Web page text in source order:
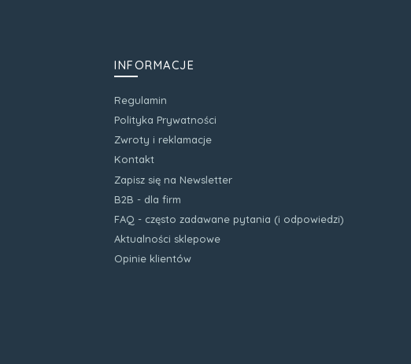
INFORMACJE
Regulamin
Polityka Prywatności
Zwroty i reklamacje
Kontakt
Zapisz się na Newsletter
B2B - dla firm
FAQ - często zadawane pytania (i odpowiedzi)
Aktualności sklepowe
Opinie klientów